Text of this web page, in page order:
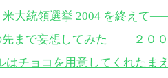
大統領選挙 2004 を終えて
まで妄想してみた
２０
チョコを用意してくれたま